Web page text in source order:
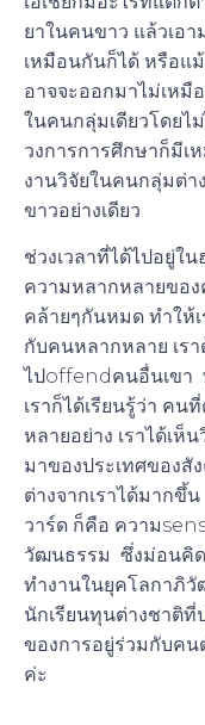
ยาในคนขาว แล้วเอ
เหมือนกันก็ได้ หรือแ
อาจจะออกมาไม่เหมื
ในคนกลุ่มเดียวโดย
วงการการศึกษาก็มี
งานวิจัยในคนกลุ่มต่า
ขาวอย่างเดียว
ช่วงเวลาที่ได้ไปอยู่ใ
ความหลากหลายขอ
คล้ายๆกันหมด ทำให้
กับคนหลากหลาย เร
ไปoffendคนอื่นเขา
เราก็ได้เรียนรู้ว่า คน
หลายอย่าง เราได้เห็
มาของประเทศของสั
ต่างจากเราได้มากขึ้
วาร์ด ก็คือ ความ
วัฒนธรรม ซึ่งม่อนคิด
ทำงานในยุคโลกาภิ
นักเรียนทุนต่างชาติที่
ของการอยู่ร่วมกับค
ค่ะ